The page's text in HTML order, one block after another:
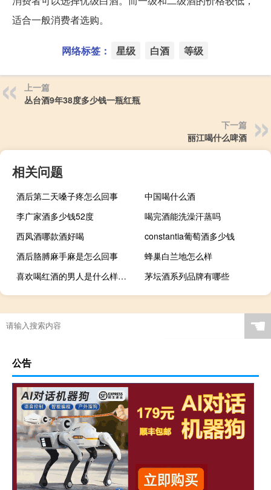
适合一般消费者选购。
网络标签： 星级 白酒 等级
上一篇
丛台酒9年38度多少钱一瓶红瓶
下一篇
丽江喝什么啤酒
相关问题
酒后第二天嗓子疼怎么回事
中国喝什么酒
李广家酒多少钱52度
喝完酒能洗澡汗蒸吗
西凤酒哪款酒好喝
constantia葡萄酒多少钱
酒后胳膊麻手麻是怎么回事
蜂巢白兰地怎么样
喜欢喝红酒的男人是什么样的男人
茅坛酒系列品牌有哪些
☚
公告